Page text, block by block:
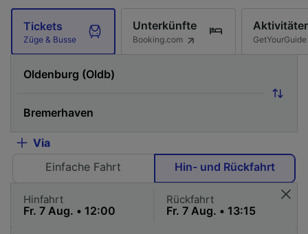
Tickets
Züge & Busse
Unterkünfte
Booking.com GetYourGuide
Via
Einfache Fahrt
Hin- und Rückfahrt
Hinfahrt Rückfahrt